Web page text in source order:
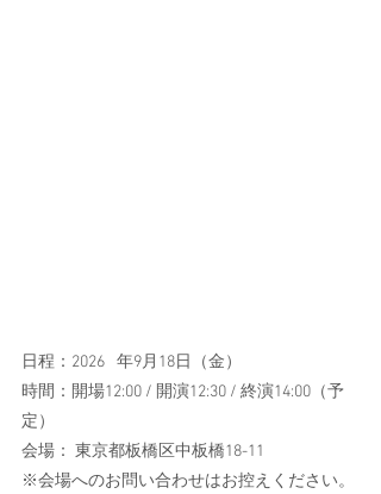
日程：2026	年9月18日（金）
時間：開場12:00 / 開演12:30 / 終演14:00（予
定）
会場： 東京都板橋区中板橋18-11
※会場へのお問い合わせはお控えください。